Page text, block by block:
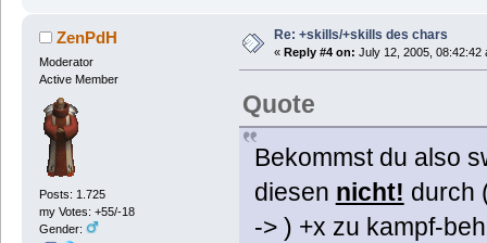
ZenPdH
Moderator
Active Member
Posts: 1.725
my Votes: +55/-18
Gender:
Re: +skills/+skills des chars
« Reply #4 on: July 12, 2005, 08:42:42
Quote
Bekommst du also
diesen nicht! durch
-> ) +x zu kampf-